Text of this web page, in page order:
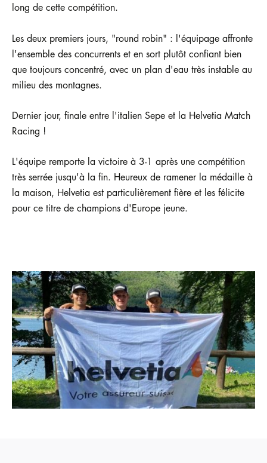
long de cette compétition.
Les deux premiers jours, "round robin" : l'équipage affronte
l'ensemble des concurrents et en sort plutôt confiant bien
que toujours concentré, avec un plan d'eau très instable au
milieu des montagnes.
Dernier jour, finale entre l'italien Sepe et la Helvetia Match
Racing !
L'équipe remporte la victoire à 3-1 après une compétition
très serrée jusqu'à la fin. Heureux de ramener la médaille à
la maison, Helvetia est particulièrement fière et les félicite
pour ce titre de champions d'Europe jeune.